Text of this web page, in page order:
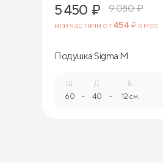
5 450 ₽ 9 080₽
или частями от454 ₽ в мес.
Подушка Sigma M
Ш.
60 -
Д.
40 -
В.
12 см.